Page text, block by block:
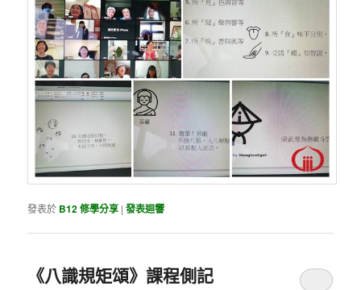
發表於 B12 修學分享 |發表迴響
《八識規矩頌》課程側記